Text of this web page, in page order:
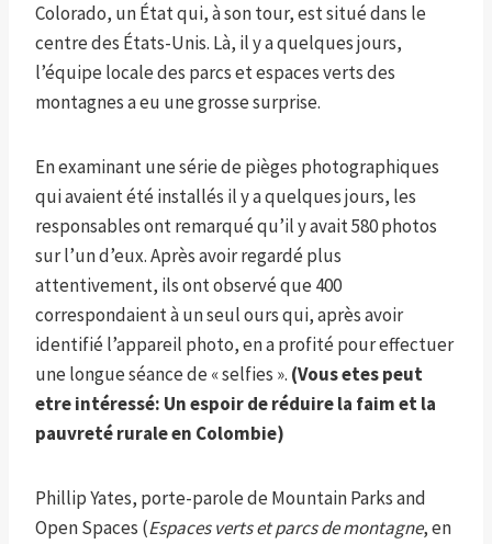
Colorado, un État qui, à son tour, est situé dans le
centre des États-Unis. Là, il y a quelques jours,
l’équipe locale des parcs et espaces verts des
montagnes a eu une grosse surprise.
En examinant une série de pièges photographiques
qui avaient été installés il y a quelques jours, les
responsables ont remarqué qu’il y avait 580 photos
sur l’un d’eux. Après avoir regardé plus
attentivement, ils ont observé que 400
correspondaient à un seul ours qui, après avoir
identifié l’appareil photo, en a profité pour effectuer
une longue séance de « selfies ». (Vous etes peut
etre intéressé: Un espoir de réduire la faim et la
pauvreté rurale en Colombie)
Phillip Yates, porte-parole de Mountain Parks and
Open Spaces (Espaces verts et parcs de montagne, en